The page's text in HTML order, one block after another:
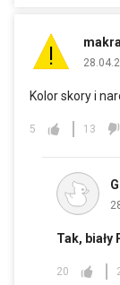
Kolor skory i
5 13
Tak,
20